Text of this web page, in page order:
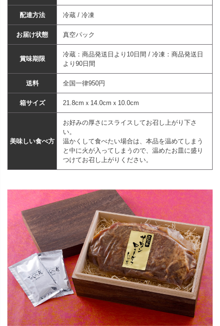
配達方法 冷蔵 / 冷凍
お届け状態 真空パック
賞味期限
冷蔵：商品発送日より10日間 / 冷凍：商品発送日
より90日間
送料 全国一律950円
箱サイズ 21.8cmｘ14.0cmｘ10.0cm
美味しい食べ方
お好みの厚さにスライスしてお召し上がり下さ
い。
温かくして食べたい場合は、本品を温めてしまう
と中に火が入ってしまうので、温めたお皿に盛り
つけてお召し上がりください。